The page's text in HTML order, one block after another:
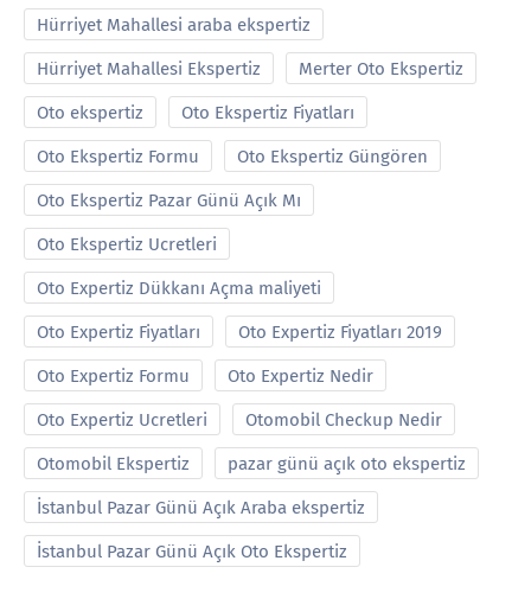
Hürriyet Mahallesi araba ekspertiz
Hürriyet Mahallesi Ekspertiz Merter Oto Ekspertiz
Oto ekspertiz Oto Ekspertiz Fiyatları
Oto Ekspertiz Formu Oto Ekspertiz Güngören
Oto Ekspertiz Pazar Günü Açık Mı
Oto Ekspertiz Ucretleri
Oto Expertiz Dükkanı Açma maliyeti
Oto Expertiz Fiyatları Oto Expertiz Fiyatları 2019
Oto Expertiz Formu Oto Expertiz Nedir
Oto Expertiz Ucretleri Otomobil Checkup Nedir
Otomobil Ekspertiz pazar günü açık oto ekspertiz
İstanbul Pazar Günü Açık Araba ekspertiz
İstanbul Pazar Günü Açık Oto Ekspertiz